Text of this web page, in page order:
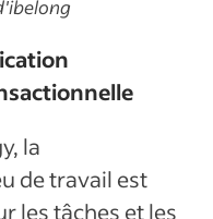
la
de travail est
les tâches et les